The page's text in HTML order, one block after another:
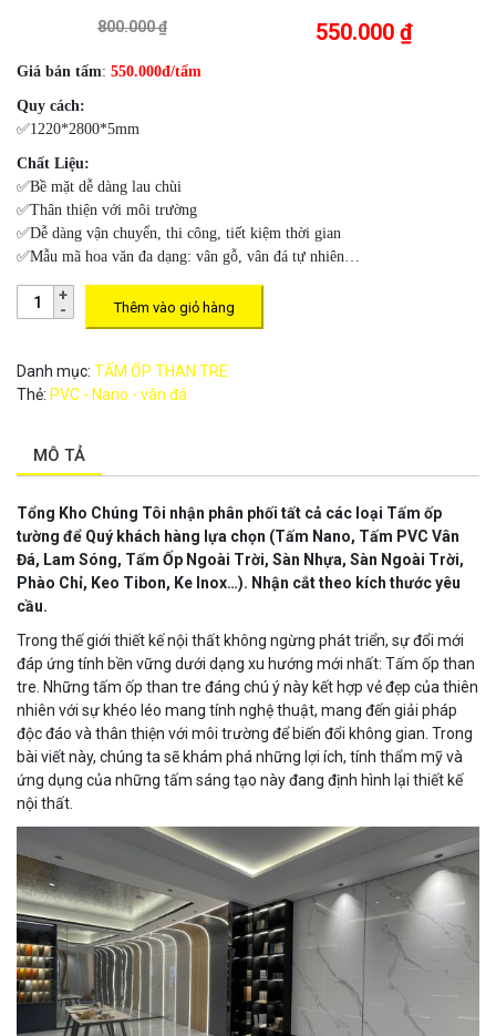
800.000 ₫ 550.000 ₫
Giá bán tấm: 550.000đ/tấm
Quy cách:
✅1220*2800*5mm
Chất Liệu:
✅Bề mặt dễ dàng lau chùi
✅Thân thiện với môi trường
✅Dễ dàng vận chuyển, thi công, tiết kiệm thời gian
✅Mẫu mã hoa văn đa dạng: vân gỗ, vân đá tự nhiên…
Thêm vào giỏ hàng
Danh mục: TẤM ỐP THAN TRE
Thẻ: PVC - Nano - vân đá
MÔ TẢ
Tổng Kho Chúng Tôi nhận phân phối tất cả các loại Tấm ốp
tường để Quý khách hàng lựa chọn (Tấm Nano, Tấm PVC Vân
Đá, Lam Sóng, Tấm Ốp Ngoài Trời, Sàn Nhựa, Sàn Ngoài Trời,
Phào Chỉ, Keo Tibon, Ke Inox…). Nhận cắt theo kích thước yêu
cầu.
Trong thế giới thiết kế nội thất không ngừng phát triển, sự đổi mới
đáp ứng tính bền vững dưới dạng xu hướng mới nhất: Tấm ốp than
tre. Những tấm ốp than tre đáng chú ý này kết hợp vẻ đẹp của thiên
nhiên với sự khéo léo mang tính nghệ thuật, mang đến giải pháp
độc đáo và thân thiện với môi trường để biến đổi không gian. Trong
bài viết này, chúng ta sẽ khám phá những lợi ích, tính thẩm mỹ và
ứng dụng của những tấm sáng tạo này đang định hình lại thiết kế
nội thất.